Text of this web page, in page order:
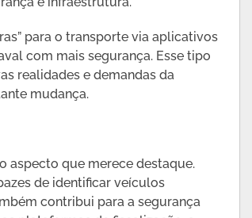
para o transporte via aplicativos
com mais segurança. Esse tipo
realidades e demandas da
mudança.
aspecto que merece destaque.
de identificar veículos
contribui para a segurança